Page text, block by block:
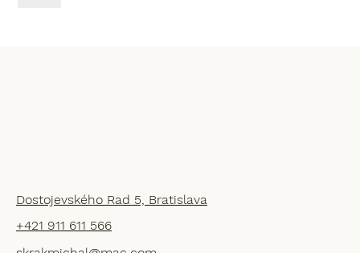
Dostojevského Rad 5, Bratislava
+421 911 611 566